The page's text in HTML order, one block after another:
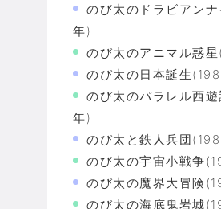
のび太のドラビアン
年)
のび太のアニマル惑
のび太の日本誕生
のび太のパラレル西
年)
のび太と鉄人兵団
のび太の宇宙小戦争
のび太の魔界大冒険
のび太の海底鬼岩城